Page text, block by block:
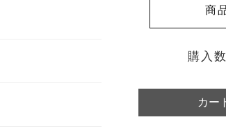
商
購入数